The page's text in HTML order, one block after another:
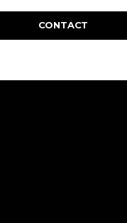
CONTACT